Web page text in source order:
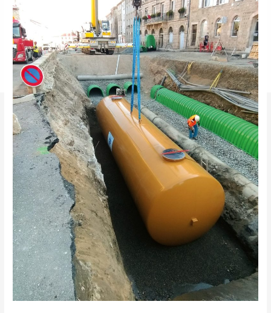
rétention/infiltration
EP
cuve
de
récupération
EP
Centre
Bourg
ST
BONNET
LE
CHATEAU
(42)